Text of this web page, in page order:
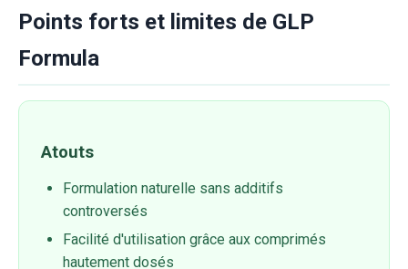
Points forts et limites de GLP
Formula
Atouts
Formulation naturelle sans additifs
controversés
Facilité d'utilisation grâce aux comprimés
hautement dosés